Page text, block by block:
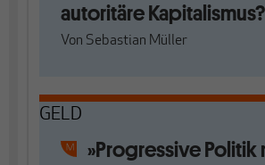
autoritäre Kapitalismus?
Von Sebastian Müller
GELD
»Progressive Politik